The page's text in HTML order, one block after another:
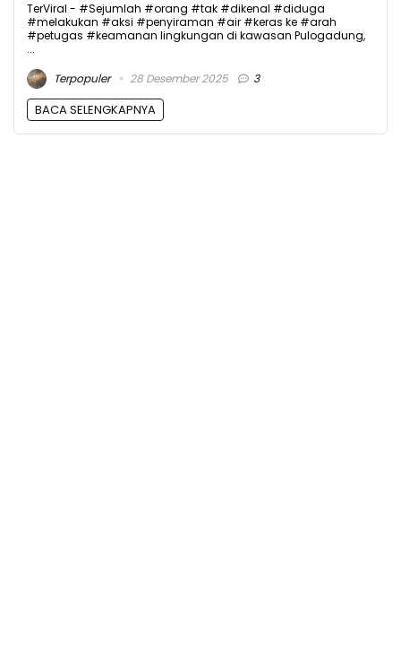
TerViral - #Sejumlah #orang #tak #dikenal #diduga
#melakukan #aksi #penyiraman #air #keras ke #arah
#petugas #keamanan lingkungan di kawasan Pulogadung,
...
Terpopuler
28 Desember 2025 3
BACA SELENGKAPNYA